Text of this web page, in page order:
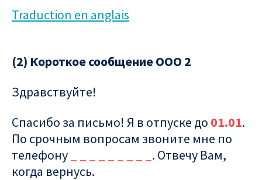
Traduction en anglais
(2) Короткое сообщение ООО 2
Здравствуйте!
Спасибо за письмо! Я в отпуске до 01.01.
По срочным вопросам звоните мне по
телефону
. Отвечу Вам,
когда вернусь.